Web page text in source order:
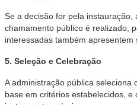
Se a decisão for pela instauração,
chamamento público é realizado,
interessadas também apresentem
5. Seleção e Celebração
A administração pública seleciona
base em critérios estabelecidos,